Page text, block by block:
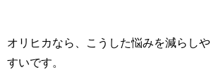
オリヒカなら、こうした悩みを減らしや
すいです。